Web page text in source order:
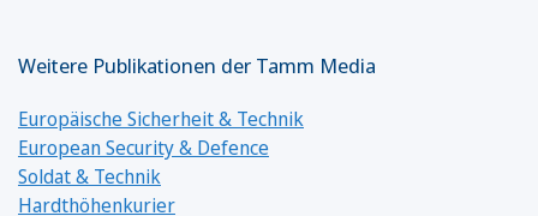
Weitere Publikationen der Tamm Media
Europäische Sicherheit & Technik
European Security & Defence
Soldat & Technik
Hardthöhenkurier